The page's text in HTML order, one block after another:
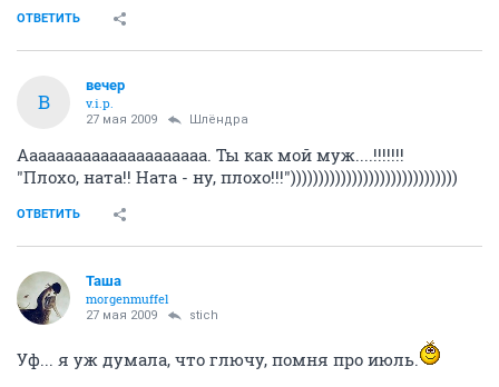
ОТВЕТИТЬ
В
вечер
v.i.p.
27 мая 2009 Шлёндра
Ааааааааааааааааааааа. Ты как мой муж....!!!!!!!
"Плохо, ната!! Ната - ну, плохо!!!"))))))))))))))))))))))))))))))
ОТВЕТИТЬ
Таша
morgenmuffel
27 мая 2009 stich
Уф... я уж думала, что глючу, помня про июль.